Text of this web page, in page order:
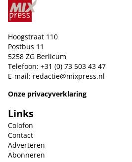
Hoogstraat 110
Postbus 11
5258 ZG Berlicum
Telefoon: +31 (0) 73 503 43 47
E-mail: redactie@mixpress.nl
Onze privacyverklaring
Links
Colofon
Contact
Adverteren
Abonneren